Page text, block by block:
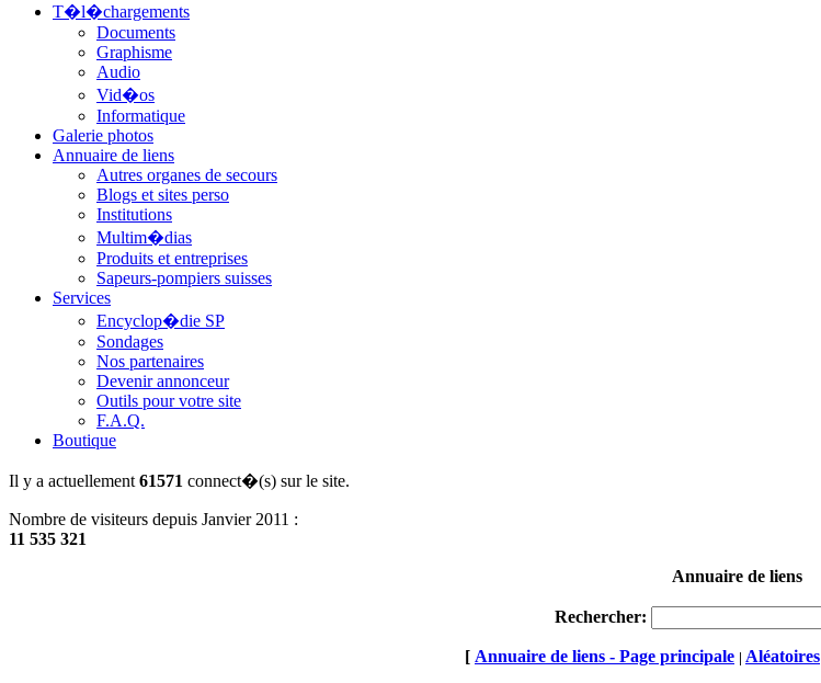
T�l�chargements
Documents
Graphisme
Audio
Vid�os
Informatique
Galerie photos
Annuaire de liens
Autres organes de secours
Blogs et sites perso
Institutions
Multim�dias
Produits et entreprises
Sapeurs-pompiers suisses
Services
Encyclop�die SP
Sondages
Nos partenaires
Devenir annonceur
Outils pour votre site
F.A.Q.
Boutique
Il y a actuellement 61571 connect�(s) sur le site.
Nombre de visiteurs depuis Janvier 2011 :
11 535 321
Annuaire de liens
Rechercher:
[ Annuaire de liens - Page principale | Aléatoires